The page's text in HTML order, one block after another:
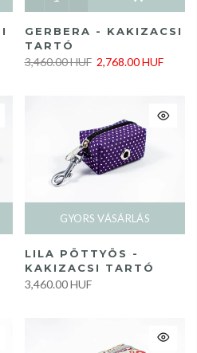
GERBERA - KAKIZACSI
TARTÓ
3,460.00 HUF 2,768.00 HUF
GYORS VÁSÁRLÁS
LILA PÖTTYÖS -
KAKIZACSI TARTÓ
3,460.00 HUF